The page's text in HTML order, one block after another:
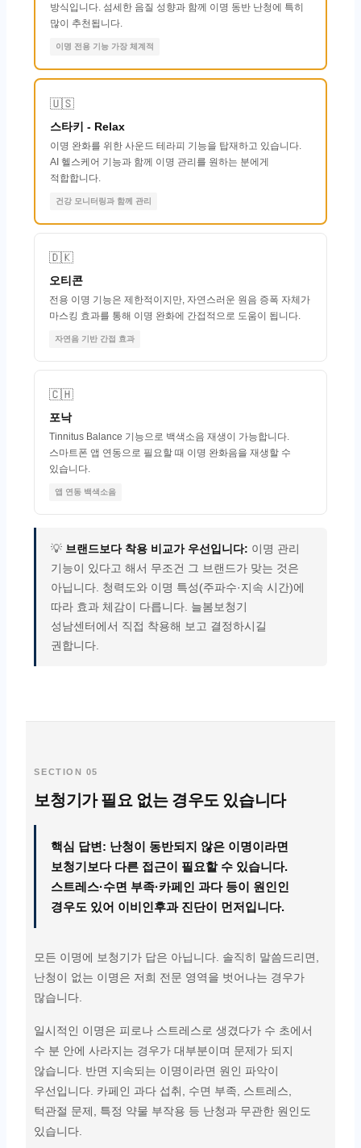
방식입니다. 섬세한 음질 성향과 함께 이명 동반 난청에 특히
많이 추천됩니다.
이명 전용 기능 가장 체계적
🇺🇸
스타키 - Relax
이명 완화를 위한 사운드 테라피 기능을 탑재하고 있습니다.
AI 헬스케어 기능과 함께 이명 관리를 원하는 분에게
적합합니다.
건강 모니터링과 함께 관리
🇩🇰
오티콘
전용 이명 기능은 제한적이지만, 자연스러운 원음 증폭 자체가
마스킹 효과를 통해 이명 완화에 간접적으로 도움이 됩니다.
자연음 기반 간접 효과
🇨🇭
포낙
Tinnitus Balance 기능으로 백색소음 재생이 가능합니다.
스마트폰 앱 연동으로 필요할 때 이명 완화음을 재생할 수
있습니다.
앱 연동 백색소음
💡 브랜드보다 착용 비교가 우선입니다: 이명 관리
기능이 있다고 해서 무조건 그 브랜드가 맞는 것은
아닙니다. 청력도와 이명 특성(주파수·지속 시간)에
따라 효과 체감이 다릅니다. 늘봄보청기
성남센터에서 직접 착용해 보고 결정하시길
권합니다.
SECTION 05
보청기가 필요 없는 경우도 있습니다
핵심 답변: 난청이 동반되지 않은 이명이라면
보청기보다 다른 접근이 필요할 수 있습니다.
스트레스·수면 부족·카페인 과다 등이 원인인
경우도 있어 이비인후과 진단이 먼저입니다.
모든 이명에 보청기가 답은 아닙니다. 솔직히 말씀드리면,
난청이 없는 이명은 저희 전문 영역을 벗어나는 경우가
많습니다.
일시적인 이명은 피로나 스트레스로 생겼다가 수 초에서
수 분 안에 사라지는 경우가 대부분이며 문제가 되지
않습니다. 반면 지속되는 이명이라면 원인 파악이
우선입니다. 카페인 과다 섭취, 수면 부족, 스트레스,
턱관절 문제, 특정 약물 부작용 등 난청과 무관한 원인도
있습니다.